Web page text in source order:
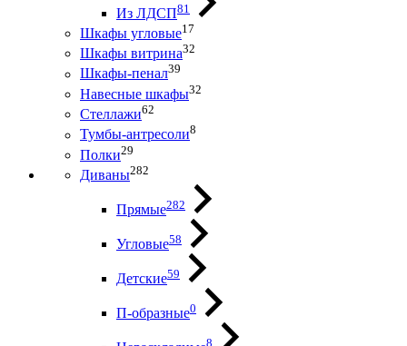
Из ЛДСП81
Шкафы угловые17
Шкафы витрина32
Шкафы-пенал39
Навесные шкафы32
Стеллажи62
Тумбы-антресоли8
Полки29
Диваны282
Прямые282
Угловые58
Детские59
П-образные0
8